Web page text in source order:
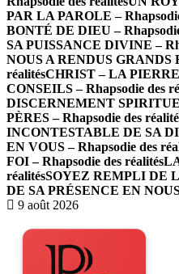
PAR LA PAROLE –
BONTÉ DE DIEU –
SA PUISSANCE DIVINE –
NOUS A RENDUS GRANDS
réalitésCHRIST – LA
CONSEILS – Rhapsodie des
DISCERNEMENT
PÈRES – Rhapsodie des
INCONTESTABLE DE SA
EN VOUS – Rhapsodie des
FOI – Rhapsodie des réalités
réalitésSOYEZ REMPLI DE
DE SA PRÉSENCE EN
9 août 2026